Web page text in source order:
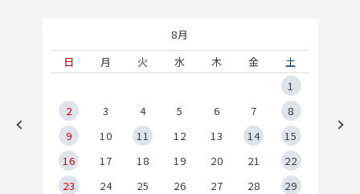
8月
日
月 火 水 木 金
土
1
2
3 4 5 6 7
8
9
10 11 12 13 14
15
16
17 18 19 20 21
22
23
24 25 26 27 28
29